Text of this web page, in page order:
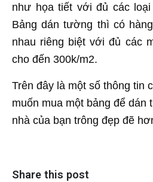
như họa tiết với đủ các
Bảng dán tường thì có
nhau riêng biệt với đủ các
cho đến 300k/m2.
Trên đây là một số thông tin
muốn mua một bảng để dán
nhà của bạn trông đẹp đẽ
Share this post